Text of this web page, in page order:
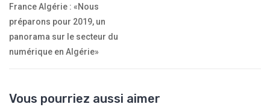
France Algérie : «Nous
préparons pour 2019, un
panorama sur le secteur du
numérique en Algérie»
Vous pourriez aussi aimer